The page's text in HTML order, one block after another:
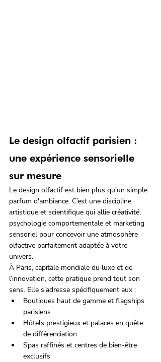
Le design olfactif parisien :
une expérience sensorielle
sur mesure
Le design olfactif est bien plus qu’un simple
parfum d'ambiance. C’est une discipline
artistique et scientifique qui allie créativité,
psychologie comportementale et marketing
sensoriel pour concevoir une atmosphère
olfactive parfaitement adaptée à votre
univers.
À Paris, capitale mondiale du luxe et de
l’innovation, cette pratique prend tout son
sens. Elle s’adresse spécifiquement aux :
Boutiques haut de gamme et flagships
parisiens
Hôtels prestigieux et palaces en quête
de différenciation
Spas raffinés et centres de bien-être
exclusifs